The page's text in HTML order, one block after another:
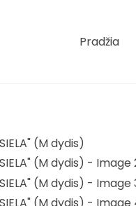
Pradžia